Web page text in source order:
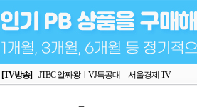
[TV방송] JTBC 알짜왕 VJ특공대 서울경제 TV